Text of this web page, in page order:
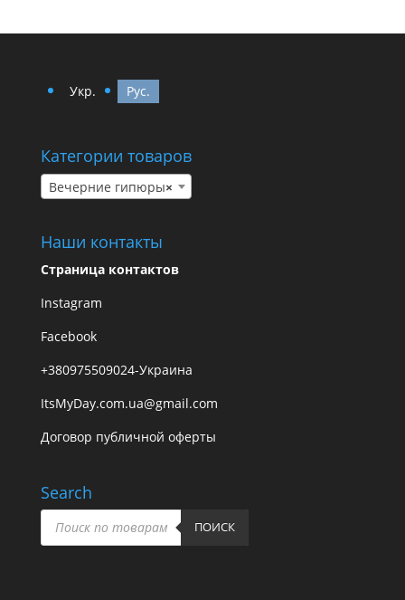
Укр. Рус.
Категории товаров
×
Вечерние гипюры
Наши контакты
Страница контактов
Instagram
Facebook
+380975509024-Украина
ItsMyDay.com.ua@gmail.com
Договор публичной оферты
Search
Поиск
товаров ПОИСК